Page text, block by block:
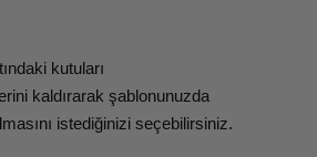
kutuları
kaldırarak şablonunuzda
istediğinizi seçebilirsiniz.